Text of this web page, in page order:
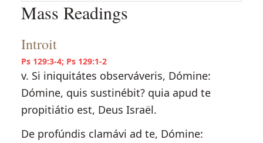
Mass Readings
Introit
Ps 129:3-4; Ps 129:1-2
v. Si iniquitátes observáveris, Dómine:
Dómine, quis sustinébit? quia apud te
propitiátio est, Deus Israël.
De profúndis clamávi ad te, Dómine: